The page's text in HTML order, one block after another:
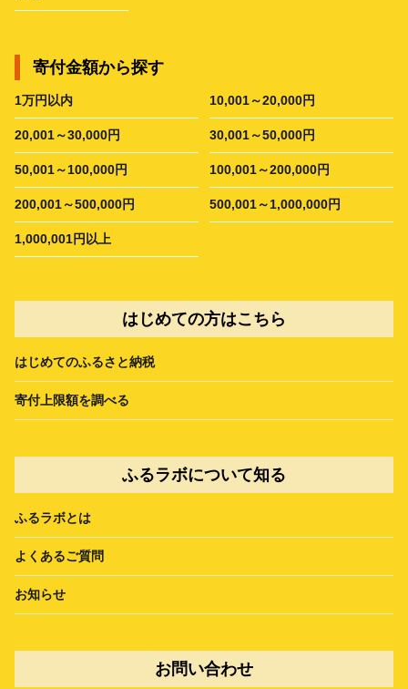
寄付金額から探す
1万円以内 10,001～20,000円
20,001～30,000円 30,001～50,000円
50,001～100,000円 100,001～200,000円
200,001～500,000円 500,001～1,000,000円
1,000,001円以上
はじめての方はこちら
はじめてのふるさと納税
寄付上限額を調べる
ふるラボについて知る
ふるラボとは
よくあるご質問
お知らせ
お問い合わせ